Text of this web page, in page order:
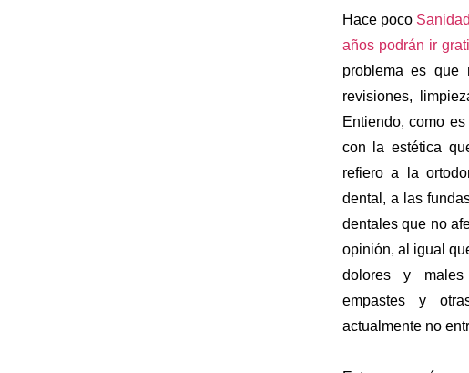
Hace poco
años podrán ir
problema es que
revisiones,
Entiendo, como
con la estética
refiero a la
dental, a las
dentales que no
opinión, al igual
dolores y males
empastes y
actualmente no